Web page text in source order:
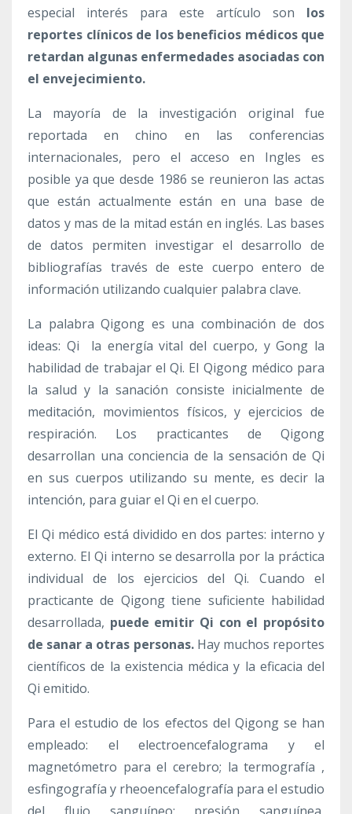
especial interés para este artículo son los
reportes clínicos de los beneficios médicos que
retardan algunas enfermedades asociadas con
el envejecimiento.
La mayoría de la investigación original fue
reportada en chino en las conferencias
internacionales, pero el acceso en Ingles es
posible ya que desde 1986 se reunieron las actas
que están actualmente están en una base de
datos y mas de la mitad están en inglés. Las bases
de datos permiten investigar el desarrollo de
bibliografías través de este cuerpo entero de
información utilizando cualquier palabra clave.
La palabra Qigong es una combinación de dos
ideas: Qi la energía vital del cuerpo, y Gong la
habilidad de trabajar el Qi. El Qigong médico para
la salud y la sanación consiste inicialmente de
meditación, movimientos físicos, y ejercicios de
respiración. Los practicantes de Qigong
desarrollan una conciencia de la sensación de Qi
en sus cuerpos utilizando su mente, es decir la
intención, para guiar el Qi en el cuerpo.
El Qi médico está dividido en dos partes: interno y
externo. El Qi interno se desarrolla por la práctica
individual de los ejercicios del Qi. Cuando el
practicante de Qigong tiene suficiente habilidad
desarrollada, puede emitir Qi con el propósito
de sanar a otras personas.Hay muchos reportes
científicos de la existencia médica y la eficacia del
Qi emitido.
Para el estudio de los efectos del Qigong se han
empleado: el electroencefalograma y el
magnetómetro para el cerebro; la termografía ,
esfingografía y rheoencefalografía para el estudio